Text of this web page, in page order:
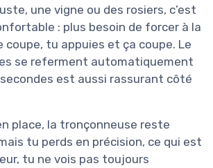
une vigne ou des rosiers, c’est
: plus besoin de forcer à la
coupe, tu appuies et ça coupe. Le
se referment automatiquement
est aussi rassurant côté
place, la tronçonneuse reste
tu perds en précision, ce qui est
tu ne vois pas toujours